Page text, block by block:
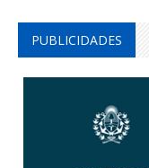
PUBLICIDADES